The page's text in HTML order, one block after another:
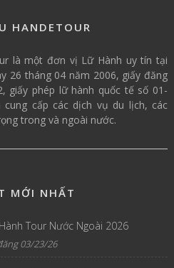
HANDETOUR
là một đơn vị Lữ Hành uy tín tại
26 tháng 04 năm 2006, giấy đăng
giấy phép lữ hành quốc tế số 01-
cung cấp các dịch vụ du lịch, các
trong và ngoài nước.
MỚI NHẤT
Tour Nước Ngoài 2026
03/23/26